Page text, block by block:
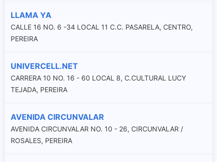
LLAMA YA
CALLE 16 NO. 6 -34 LOCAL 11 C.C. PASARELA, CENTRO,
PEREIRA
UNIVERCELL.NET
CARRERA 10 NO. 16 - 60 LOCAL 8, C.CULTURAL LUCY
TEJADA, PEREIRA
AVENIDA CIRCUNVALAR
AVENIDA CIRCUNVALAR NO. 10 - 26, CIRCUNVALAR /
ROSALES, PEREIRA